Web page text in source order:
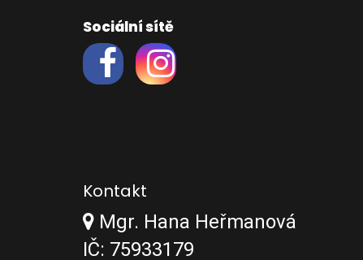
Sociální sítě
Kontakt
Mgr. Hana Heřmanová
IČ: 75933179